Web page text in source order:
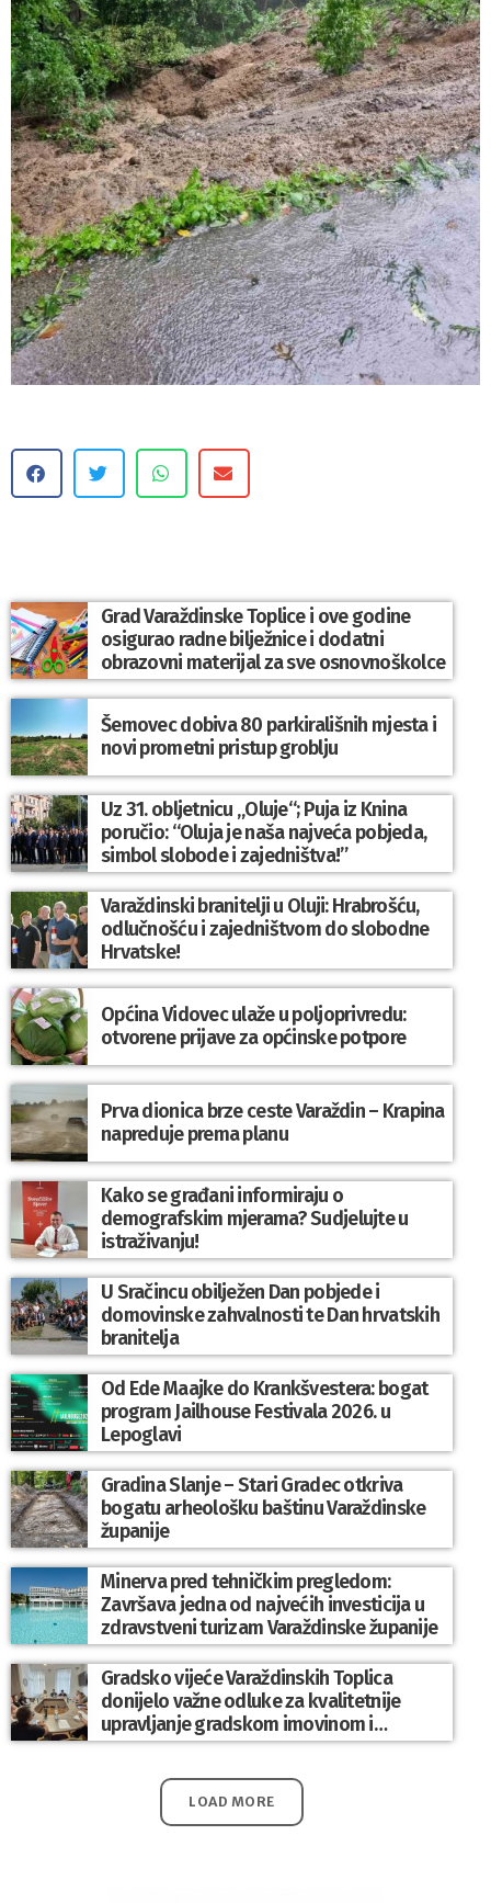
Grad Varaždinske Toplice i ove godine
osigurao radne bilježnice i dodatni
obrazovni materijal za sve osnovnoškolce
Šemovec dobiva 80 parkirališnih mjesta i
novi prometni pristup groblju
Uz 31. obljetnicu „Oluje“; Puja iz Knina
poručio: “Oluja je naša najveća pobjeda,
simbol slobode i zajedništva!”
Varaždinski branitelji u Oluji: Hrabrošću,
odlučnošću i zajedništvom do slobodne
Hrvatske!
Općina Vidovec ulaže u poljoprivredu:
otvorene prijave za općinske potpore
Prva dionica brze ceste Varaždin – Krapina
napreduje prema planu
Kako se građani informiraju o
demografskim mjerama? Sudjelujte u
istraživanju!
U Sračincu obilježen Dan pobjede i
domovinske zahvalnosti te Dan hrvatskih
branitelja
Od Ede Maajke do Krankšvestera: bogat
program Jailhouse Festivala 2026. u
Lepoglavi
Gradina Slanje – Stari Gradec otkriva
bogatu arheološku baštinu Varaždinske
županije
Minerva pred tehničkim pregledom:
Završava jedna od najvećih investicija u
zdravstveni turizam Varaždinske županije
Gradsko vijeće Varaždinskih Toplica
donijelo važne odluke za kvalitetnije
upravljanje gradskom imovinom i
komunalnim sustavom
LOAD MORE